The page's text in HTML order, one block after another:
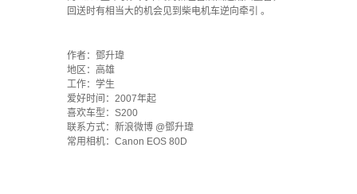
回送时有相当大的机会见到柴电机车逆向牵引 。
作者：鄧升瑋
地区：高雄
工作：学生
爱好时间：2007年起
喜欢车型：S200
联系方式：新浪微博 @鄧升瑋
常用相机：Canon EOS 80D